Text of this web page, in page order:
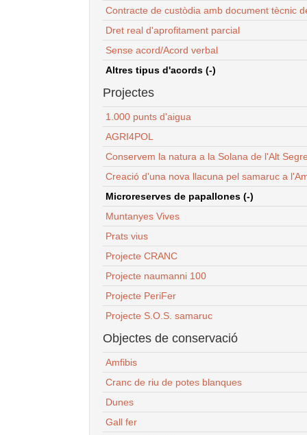
Contracte de custòdia amb document tècnic
Dret real d'aprofitament parcial
Sense acord/Acord verbal
Altres tipus d'acords (-)
Projectes
1.000 punts d'aigua
AGRI4POL
Conservem la natura a la Solana de l'Alt
Creació d'una nova llacuna pel samaruc a
Microreserves de papallones (-)
Muntanyes Vives
Prats vius
Projecte CRANC
Projecte naumanni 100
Projecte PeriFer
Projecte S.O.S. samaruc
Objectes de conservació
Amfibis
Cranc de riu de potes blanques
Dunes
Gall fer